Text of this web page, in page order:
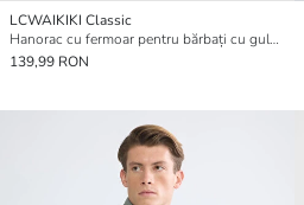
LCWAIKIKI Classic
Hanorac cu fermoar pentru bărbați cu guler înalt
139,99 RON